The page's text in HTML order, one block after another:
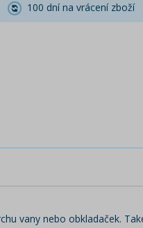
100 dní na vrácení zboží
vany nebo obkladaček.